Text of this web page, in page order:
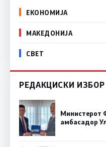
ЕКОНОМИЈА
МАКЕДОНИЈА
СВЕТ
РЕДАКЦИСКИ ИЗБОР
Министерот
амбасадор